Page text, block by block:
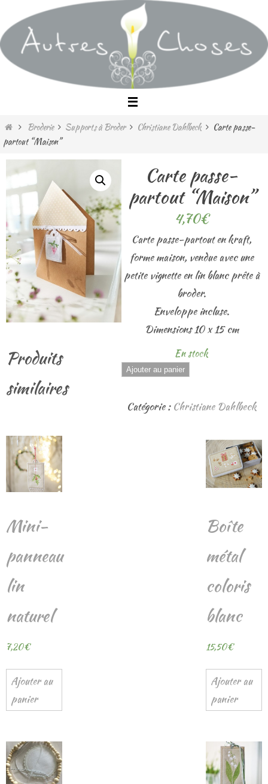
vers
le
contenu
HomeBroderie Supports à Broder Christiane Dahlbeck
Carte passe-
partout “Maison”
Carte passe-
partout “Maison”
4,70€
Carte passe-partout en kraft,
forme maison, vendue avec une
petite vignette en lin blanc prête à
broder.
Enveloppe incluse.
Dimensions 10 x 15 cm
En stock
quantité
Carte
Ajouter au panier
Catégorie : Christiane Dahlbeck
Produits
similaires
Mini-
panneau
lin
naturel
7,20€
Ajouter au
panier
Boîte
métal
coloris
blanc
15,50€
Ajouter au
panier